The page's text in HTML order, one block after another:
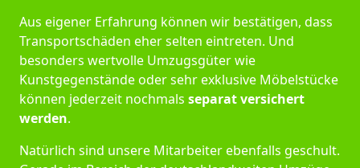
Aus eigener Erfahrung können wir bestätigen, dass
Transportschäden eher selten eintreten. Und
besonders wertvolle Umzugsgüter wie
Kunstgegenstände oder sehr exklusive Möbelstücke
können jederzeit nochmals separat versichert
werden.
Natürlich sind unsere Mitarbeiter ebenfalls geschult.